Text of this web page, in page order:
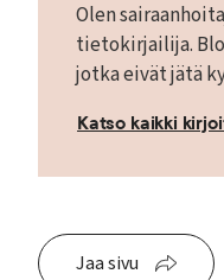
Olen
tietokirjailija.
jotka eivät jätä
Katso kaikki
Jaa sivu